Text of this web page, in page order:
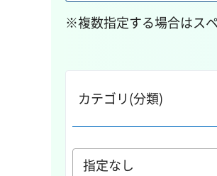
※複数指定する場合はス
カテゴリ(分類)